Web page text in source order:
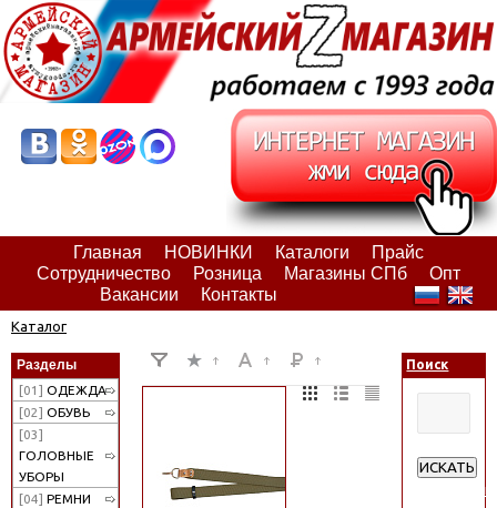
Главная НОВИНКИ Каталоги
Прайс
Сотрудничество
Розница Магазины СПб
Опт
Вакансии
Контакты
Каталог
Разделы
[01] ОДЕЖДА
[02] ОБУВЬ
[03]
ГОЛОВНЫЕ
УБОРЫ
[04] РЕМНИ
Поиск
ИСКАТЬ